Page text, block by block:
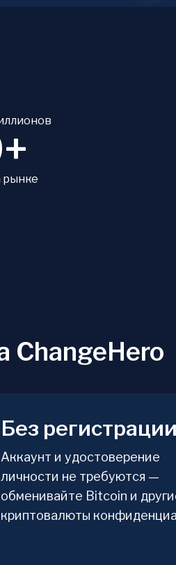
рынке
ChangeHero
Без регистрации
Аккаунт и удостоверение
личности не требуются —
обменивайте Bitcoin и
криптовалюты